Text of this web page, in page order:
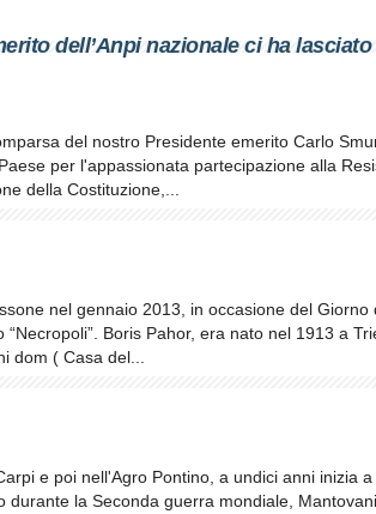
dell’Anpi nazionale ci ha lasciato
del nostro Presidente emerito Carlo
per l'appassionata partecipazione alla
della Costituzione,...
nel gennaio 2013, in occasione del Giorno
Boris Pahor, era nato nel 1913 a
dom ( Casa del...
e poi nell'Agro Pontino, a undici anni inizia
durante la Seconda guerra mondiale,